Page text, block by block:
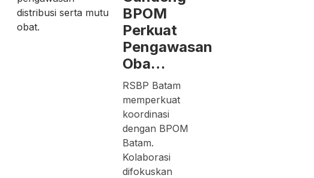
BPOM
Perkuat
Pengawasan
Oba…
RSBP Batam
memperkuat
koordinasi
dengan BPOM
Batam.
Kolaborasi
difokuskan